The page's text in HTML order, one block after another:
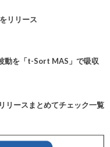
リリース
動を「t-Sort MAS」で吸収
リースまとめてチェック一覧